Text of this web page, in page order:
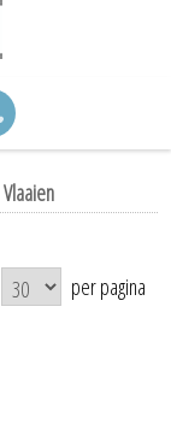
Vlaaien
per pagina